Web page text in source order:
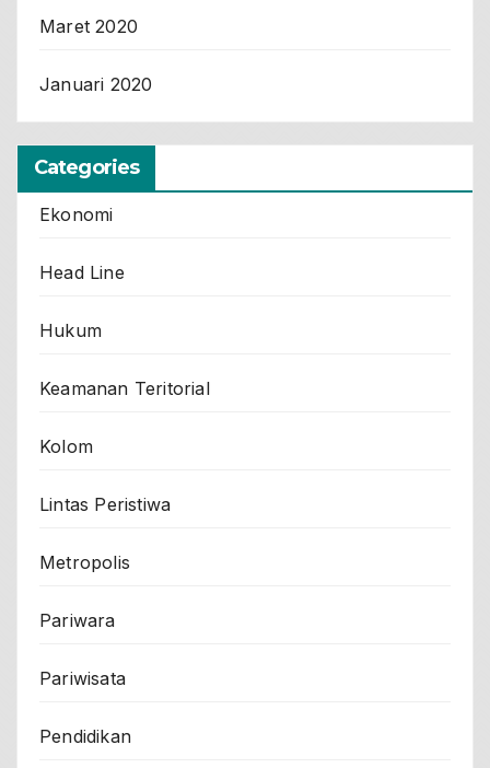
Maret 2020
Januari 2020
Categories
Ekonomi
Head Line
Hukum
Keamanan Teritorial
Kolom
Lintas Peristiwa
Metropolis
Pariwara
Pariwisata
Pendidikan